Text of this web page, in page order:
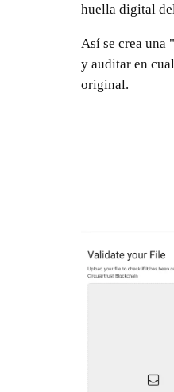
huella digital
Así se crea una
y auditar en
original.